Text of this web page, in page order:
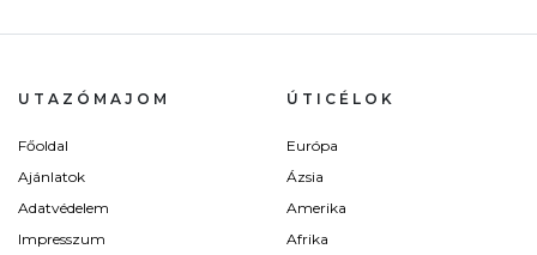
UTAZÓMAJOM
Főoldal
Ajánlatok
Adatvédelem
Impresszum
ÚTICÉLOK
Európa
Ázsia
Amerika
Afrika